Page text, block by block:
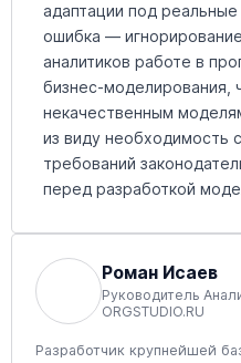
адаптации под
ошибка —
аналитиков работе в
бизнес-моделирования,
некачественным
из виду необходимость
требований
перед разработкой
Роман Исаев
Руководитель
ORGSTUDIO.RU
Разработчик крупнейшей